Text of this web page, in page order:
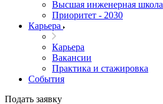
Высшая инженерная школа
Приоритет - 2030
Карьера
Карьера
Вакансии
Практика и стажировка
События
Подать заявку